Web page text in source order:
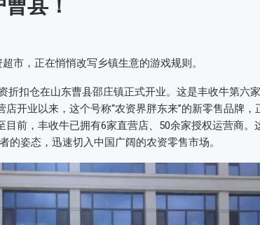
县！
市，正在悄悄改写乡镇生意的游戏规则。
扣仓在山东曹县邵庄镇正式开业。这是丰收牛第六
开业以来，这个号称“农资界胖东来”的新零售品牌，
前，丰收牛已拥有6家直营店、50余家授权运营商。
的姿态，迅速切入中国广阔的农资零售市场。